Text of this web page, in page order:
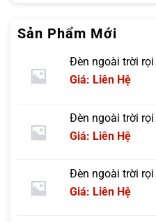
Sản Phẩm Mới
Đèn ngoài trời rọi
Giá: Liên Hệ
Đèn ngoài trời rọi
Giá: Liên Hệ
Đèn ngoài trời rọi
Giá: Liên Hệ